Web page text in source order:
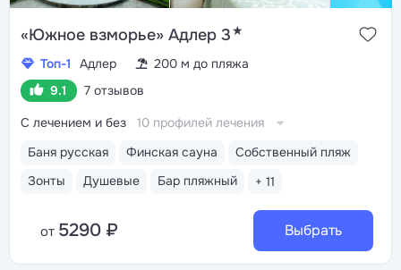
«Южное взморье» Адлер 3★
Топ-1 Адлер
200 м до пляжа
9.1
7 отзывов
Баня русская Финская сауна
Собственный пляж
Зонты
Душевые Бар пляжный + 11
С лечением и без 10 профилей лечения
от 5290 ₽ Выбрать